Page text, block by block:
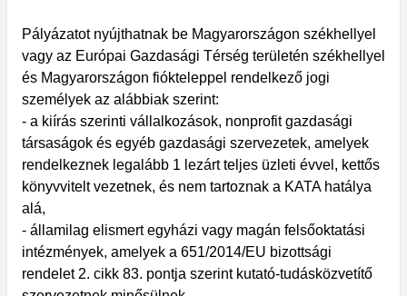
Pályázatot nyújthatnak be Magyarországon székhellyel
vagy az Európai Gazdasági Térség területén székhellyel
és Magyarországon fiókteleppel rendelkező jogi
személyek az alábbiak szerint:
- a kiírás szerinti vállalkozások, nonprofit gazdasági
társaságok és egyéb gazdasági szervezetek, amelyek
rendelkeznek legalább 1 lezárt teljes üzleti évvel, kettős
könyvvitelt vezetnek, és nem tartoznak a KATA hatálya
alá,
- államilag elismert egyházi vagy magán felsőoktatási
intézmények, amelyek a 651/2014/EU bizottsági
rendelet 2. cikk 83. pontja szerint kutató-tudásközvetítő